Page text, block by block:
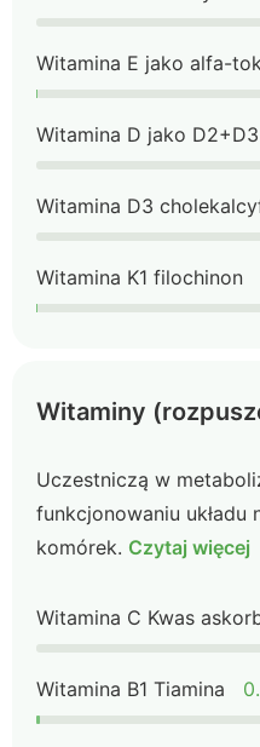
Witamina E jako alfa-
Witamina D jako D2+D3
Witamina D3
Witamina K1 filochinon
Witaminy
Uczestniczą w
funkcjonowaniu
komórek. Czytaj więcej
Witamina C Kwas
Witamina B1 Tiamina